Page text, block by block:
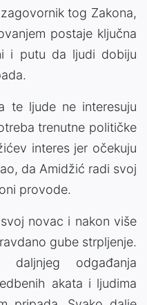
tog Zakona,
postaje ključna
i putu da ljudi dobiju
te ljude ne interesuju
trenutne političke
interes jer očekuju
da Amidžić radi svoj
provode.
novac i nakon više
gube strpljenje.
odgađanja
akata i ljudima